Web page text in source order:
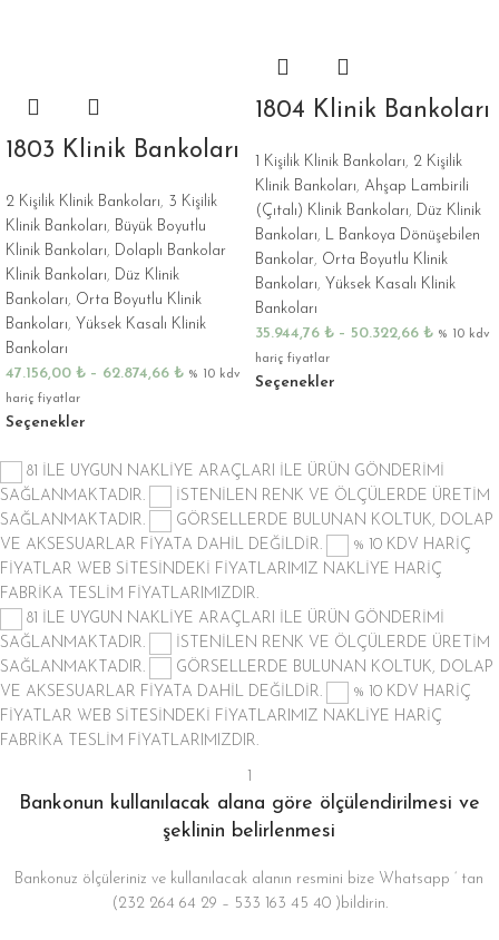
1803 Klinik Bankoları
2 Kişilik Klinik Bankoları, 3 Kişilik
Klinik Bankoları, Büyük Boyutlu
Klinik Bankoları, Dolaplı Bankolar
Klinik Bankoları, Düz Klinik
Bankoları, Orta Boyutlu Klinik
Bankoları, Yüksek Kasalı Klinik
Bankoları
47.156,00 ₺ – 62.874,66 ₺ % 10 kdv
hariç fiyatlar
Seçenekler
1804 Klinik Bankoları
1 Kişilik Klinik Bankoları, 2 Kişilik
Klinik Bankoları, Ahşap Lambirili
(Çıtalı) Klinik Bankoları, Düz Klinik
Bankoları, L Bankoya Dönüşebilen
Bankolar, Orta Boyutlu Klinik
Bankoları, Yüksek Kasalı Klinik
Bankoları
35.944,76 ₺ – 50.322,66 ₺ % 10 kdv
hariç fiyatlar
Seçenekler
81 İLE UYGUN NAKLİYE ARAÇLARI İLE ÜRÜN GÖNDERİMİ
SAĞLANMAKTADIR.
İSTENİLEN RENK VE ÖLÇÜLERDE ÜRETİM
SAĞLANMAKTADIR.
GÖRSELLERDE BULUNAN KOLTUK, DOLAP
VE AKSESUARLAR FİYATA DAHİL DEĞİLDİR.
% 10 KDV HARİÇ
FİYATLAR WEB SİTESİNDEKİ FİYATLARIMIZ NAKLİYE HARİÇ
FABRİKA TESLİM FİYATLARIMIZDIR.
81 İLE UYGUN NAKLİYE ARAÇLARI İLE ÜRÜN GÖNDERİMİ
SAĞLANMAKTADIR.
İSTENİLEN RENK VE ÖLÇÜLERDE ÜRETİM
SAĞLANMAKTADIR.
GÖRSELLERDE BULUNAN KOLTUK, DOLAP
VE AKSESUARLAR FİYATA DAHİL DEĞİLDİR.
% 10 KDV HARİÇ
FİYATLAR WEB SİTESİNDEKİ FİYATLARIMIZ NAKLİYE HARİÇ
FABRİKA TESLİM FİYATLARIMIZDIR.
1
Bankonun kullanılacak alana göre ölçülendirilmesi ve
şeklinin belirlenmesi
Bankonuz ölçüleriniz ve kullanılacak alanın resmini bize Whatsapp ‘ tan
(232 264 64 29 – 533 163 45 40 )bildirin.